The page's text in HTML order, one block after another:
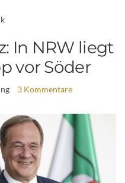
In NRW liegt
vor Söder
3 Kommentare